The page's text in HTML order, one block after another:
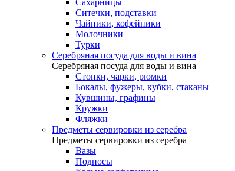
Сахарницы
Ситечки, подставки
Чайники, кофейники
Молочники
Турки
Серебряная посуда для воды и вина
Серебряная посуда для воды и вина
Стопки, чарки, рюмки
Бокалы, фужеры, кубки, стаканы
Кувшины, графины
Кружки
Фляжки
Предметы сервировки из серебра
Предметы сервировки из серебра
Вазы
Подносы